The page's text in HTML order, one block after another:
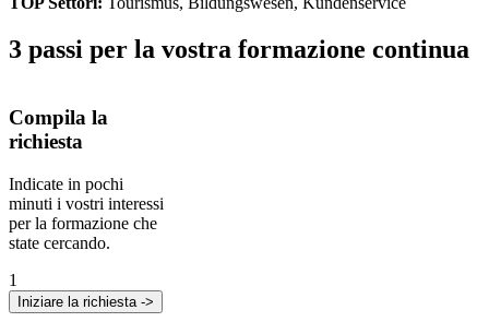
3 passi per la vostra formazione continua
Compila la
richiesta
Indicate in pochi
minuti i vostri interessi
per la formazione che
state cercando.
1
Iniziare la richiesta ->